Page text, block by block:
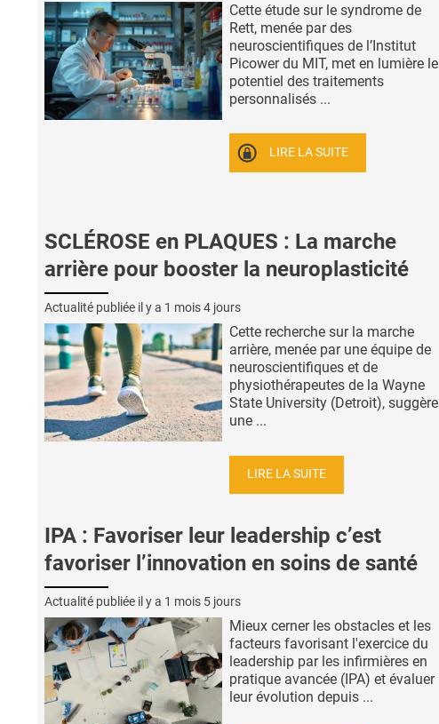
Cette étude sur le syndrome de
Rett, menée par des
neuroscientifiques de l’Institut
Picower du MIT, met en lumière le
potentiel des traitements
personnalisés ...
LIRE LA SUITE
SCLÉROSE en PLAQUES : La marche
arrière pour booster la neuroplasticité
Actualité publiée il y a 1 mois 4 jours
Cette recherche sur la marche
arrière, menée par une équipe de
neuroscientifiques et de
physiothérapeutes de la Wayne
State University (Detroit), suggère
une ...
LIRE LA SUITE
IPA : Favoriser leur leadership c’est
favoriser l’innovation en soins de santé
Actualité publiée il y a 1 mois 5 jours
Mieux cerner les obstacles et les
facteurs favorisant l'exercice du
leadership par les infirmières en
pratique avancée (IPA) et évaluer
leur évolution depuis ...